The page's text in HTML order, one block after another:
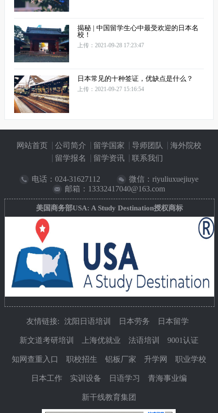
揭秘 | 中国留学生心中最受欢迎的日本名
校！
上传：2021-09-28 17:23:47
日本常见的十种签证，优缺点是什么？
上传：2021-09-27 15:16:54
网站首页 公司简介 留学国家 导师团队
海外院校
留学报名
留学资讯 联系我们
电话： 024-31627112
微信：riyuliuxuejiuye
邮箱：13332417040@163.com
美国商务部USA: A Study Destination授权商标
友情链接: 沈阳日语培训 日本劳务 日本留学
新文道考研培训 上海优就业 法语培训 9001认证
知网查重入口 职校招生 铝板厂家 升学网 职业学校
日本工作 实训设备 日语学习 青海事业编
新干线教育集团